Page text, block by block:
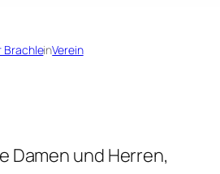
BrachleinVerein
Damen und Herren,